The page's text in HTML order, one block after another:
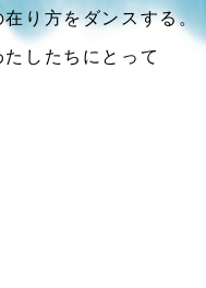
り方をダンスする。
したちにとって